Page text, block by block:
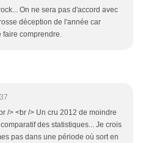
On ne sera pas d'accord avec
déception de l'année car
faire comprendre.
/> <br /> Un cru 2012 de moindre
des statistiques... Je crois
pas dans une période où sort en